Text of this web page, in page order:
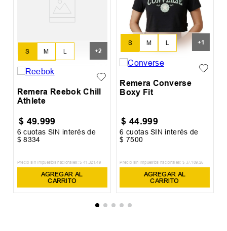
S L
M
XL XXL
+2
Remera Reebok Chill
Athlete
$ 49.999
6 cuotas SIN interés de
$ 8334
Precio sin impuestos nacionales: $ 41 .321 ,49
AGREGAR AL
CARRITO
S L
M
XL
+1
Remera Converse
Boxy Fit
$ 44.999
6 cuotas SIN interés de
$ 7500
Precio sin impuestos nacionales: $ 37.189,26
AGREGAR AL
CARRITO